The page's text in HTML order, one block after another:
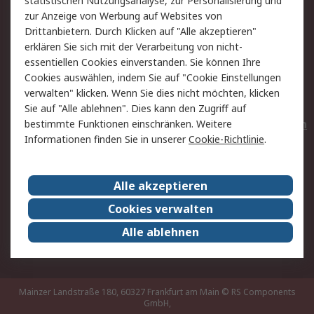
Hilfe
Privatkunden
Rechtliches
AGB
Datenschutz
Cookie-Richtlinie
Zahlungsbedingungen
Copyright/Impressum
Entsorgung
Elektrogeräte/Batterien
RS weltweit
Karriere bei RS
Nachhaltigkeit
Qualität/Umwelt/ZertifikatePresse-Center
Event-Center
Mainzer Landstraße 180, 60327 Frankfurt am Main © RS Components
GmbH,
zur Anzeige von Werbung auf Websites von
Drittanbietern. Durch Klicken auf "Alle akzeptieren"
erklären Sie sich mit der Verarbeitung von nicht-
essentiellen Cookies einverstanden. Sie können Ihre
Cookies auswählen, indem Sie auf "Cookie Einstellungen
verwalten" klicken. Wenn Sie dies nicht möchten, klicken
Sie auf "Alle ablehnen". Dies kann den Zugriff auf
bestimmte Funktionen einschränken. Weitere
Informationen finden Sie in unsererCookie-Richtlinie.
Alle akzeptieren
Cookies verwalten
Alle ablehnen